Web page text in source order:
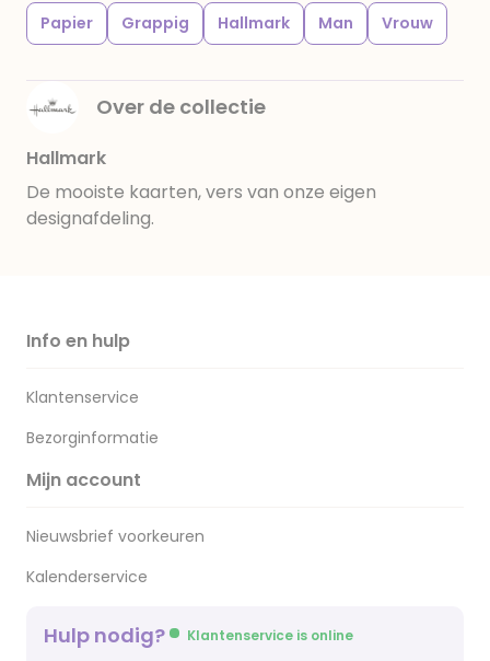
Papier Grappig Hallmark Man Vrouw
Over de collectie
Hallmark
De mooiste kaarten, vers van onze eigen
designafdeling.
Info en hulp
Klantenservice
Bezorginformatie
Mijn account
Nieuwsbrief voorkeuren
Kalenderservice
Hulp nodig? Klantenservice is online